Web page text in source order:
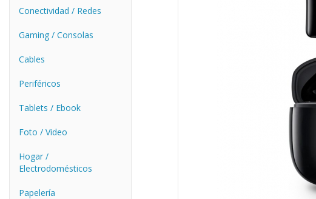
Conectividad / Redes
Gaming / Consolas
Cables
Periféricos
Tablets / Ebook
Foto / Video
Hogar /
Electrodomésticos
Papelería